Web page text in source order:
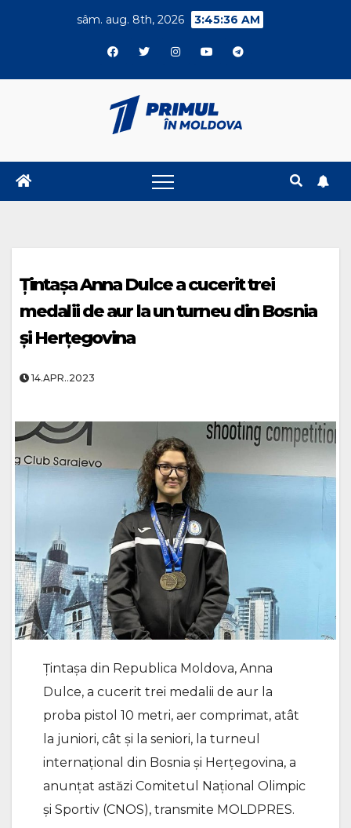
sâm. aug. 8th, 2026 3:45:37 AM
Ţintaşa Anna Dulce a cucerit trei
medalii de aur la un turneu din Bosnia
și Herțegovina
14.APR..2023
Ţintaşa din Republica Moldova, Anna
Dulce, a cucerit trei medalii de aur la
proba pistol 10 metri, aer comprimat, atât
la juniori, cât și la seniori, la turneul
internațional din Bosnia și Herțegovina, a
anunţat astăzi Comitetul Naţional Olimpic
şi Sportiv (CNOS), transmite MOLDPRES.